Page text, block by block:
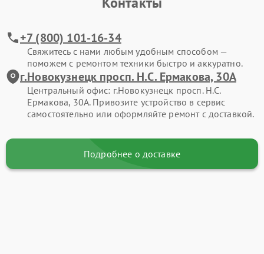
+7 (800) 101-16-34
Свяжитесь с нами любым удобным способом —
поможем с ремонтом техники быстро и аккуратно.
г.Новокузнецк просп. Н.С. Ермакова, 30А
Центральный офис: г.Новокузнецк просп. Н.С.
Ермакова, 30А. Привозите устройство в сервис
самостоятельно или оформляйте ремонт с доставкой.
Подробнее о доставке